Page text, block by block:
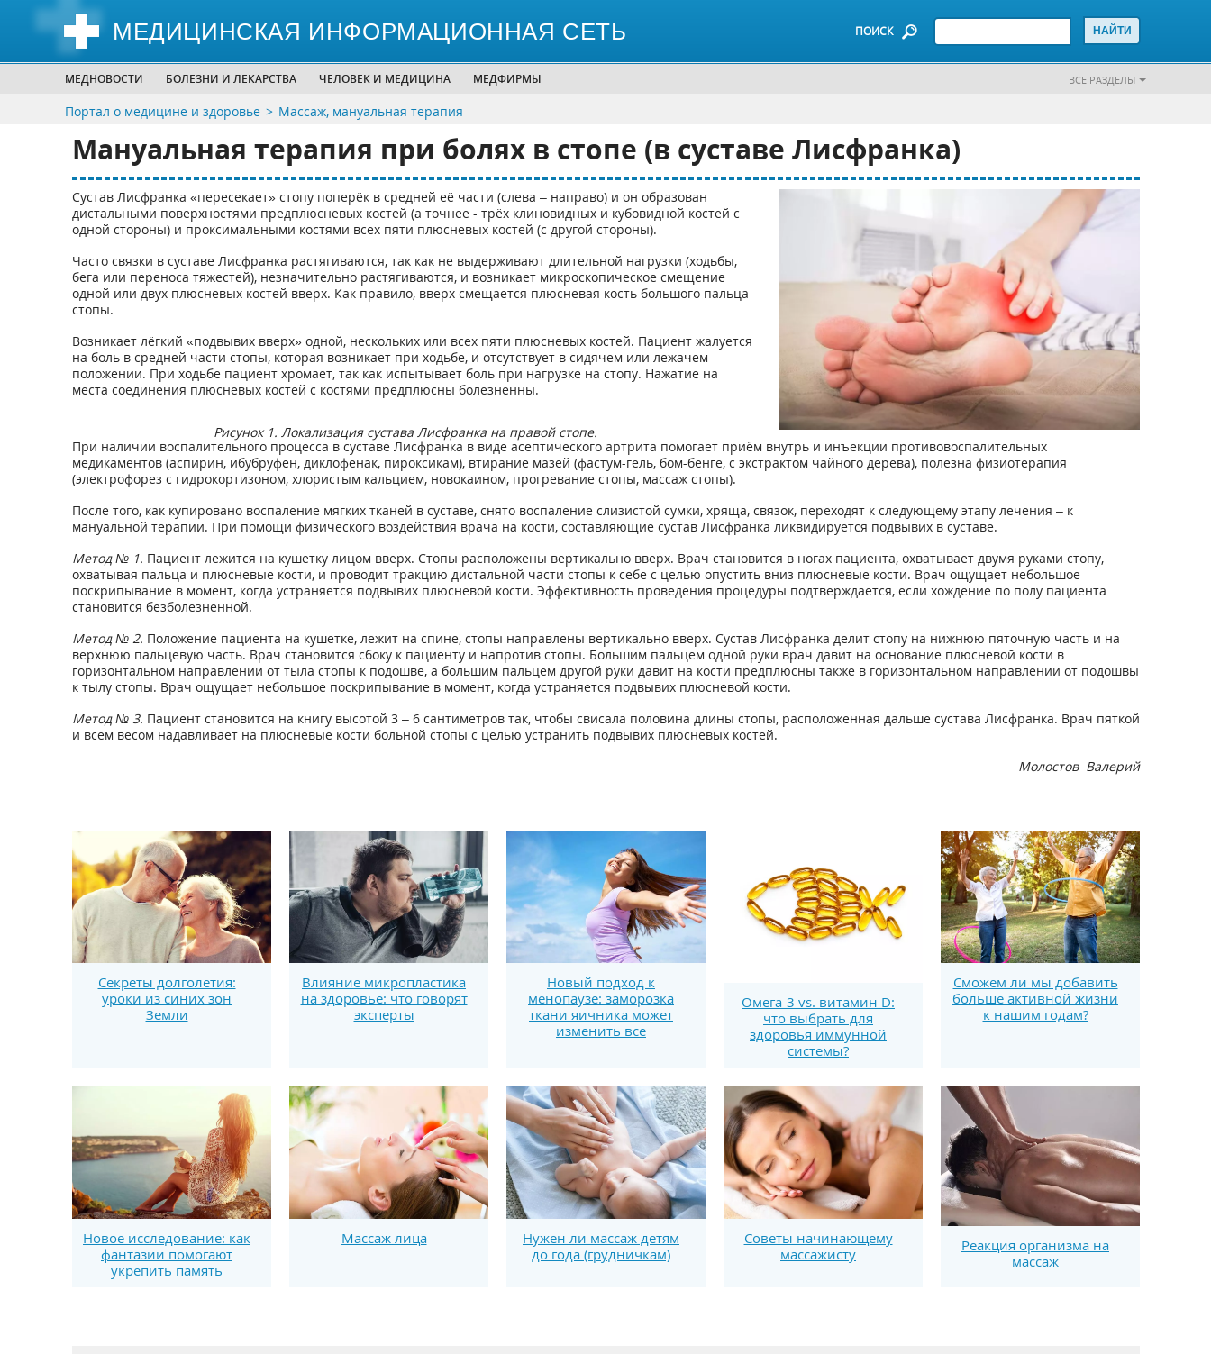
МЕДИЦИНСКАЯ ИНФОРМАЦИОННАЯ СЕТЬ ПОИСК
МЕДНОВОСТИ БОЛЕЗНИ И ЛЕКАРСТВА ЧЕЛОВЕК И МЕДИЦИНА МЕДФИРМЫ ВСЕ РАЗДЕЛЫ
Портал о медицине и здоровье Массаж, мануальная терапия
Мануальная терапия при болях в стопе (в суставе Лисфранка)
Сустав Лисфранка «пересекает» стопу поперёк в средней её части (слева – направо) и он образован
дистальными поверхностями предплюсневых костей (а точнее - трёх клиновидных и кубовидной костей с
одной стороны) и проксимальными костями всех пяти плюсневых костей (с другой стороны).
Часто связки в суставе Лисфранка растягиваются, так как не выдерживают длительной нагрузки (ходьбы,
бега или переноса тяжестей), незначительно растягиваются, и возникает микроскопическое смещение
одной или двух плюсневых костей вверх. Как правило, вверх смещается плюсневая кость большого пальца
стопы.
Возникает лёгкий «подвывих вверх» одной, нескольких или всех пяти плюсневых костей. Пациент жалуется
на боль в средней части стопы, которая возникает при ходьбе, и отсутствует в сидячем или лежачем
положении. При ходьбе пациент хромает, так как испытывает боль при нагрузке на стопу. Нажатие на
места соединения плюсневых костей с костями предплюсны болезненны.
Рисунок 1. Локализация сустава Лисфранка на правой стопе.
При наличии воспалительного процесса в суставе Лисфранка в виде асептического артрита помогает приём внутрь и инъекции противовоспалительных
медикаментов (аспирин, ибубруфен, диклофенак, пироксикам), втирание мазей (фастум-гель, бом-бенге, с экстрактом чайного дерева), полезна физиотерапия
(электрофорез с гидрокортизоном, хлористым кальцием, новокаином, прогревание стопы, массаж стопы).
После того, как купировано воспаление мягких тканей в суставе, снято воспаление слизистой сумки, хряща, связок, переходят к следующему этапу лечения – к
мануальной терапии. При помощи физического воздействия врача на кости, составляющие сустав Лисфранка ликвидируется подвывих в суставе.
Метод № 1. Пациент лежится на кушетку лицом вверх. Стопы расположены вертикально вверх. Врач становится в ногах пациента, охватывает двумя руками стопу,
охватывая пальца и плюсневые кости, и проводит тракцию дистальной части стопы к себе с целью опустить вниз плюсневые кости. Врач ощущает небольшое
поскрипывание в момент, когда устраняется подвывих плюсневой кости. Эффективность проведения процедуры подтверждается, если хождение по полу пациента
становится безболезненной.
Метод № 2. Положение пациента на кушетке, лежит на спине, стопы направлены вертикально вверх. Сустав Лисфранка делит стопу на нижнюю пяточную часть и на
верхнюю пальцевую часть. Врач становится сбоку к пациенту и напротив стопы. Большим пальцем одной руки врач давит на основание плюсневой кости в
горизонтальном направлении от тыла стопы к подошве, а большим пальцем другой руки давит на кости предплюсны также в горизонтальном направлении от подошвы
к тылу стопы. Врач ощущает небольшое поскрипывание в момент, когда устраняется подвывих плюсневой кости.
Метод № 3. Пациент становится на книгу высотой 3 – 6 сантиметров так, чтобы свисала половина длины стопы, расположенная дальше сустава Лисфранка. Врач пяткой
и всем весом надавливает на плюсневые кости больной стопы с целью устранить подвывих плюсневых костей.
Молостов Валерий
Секреты долголетия:
уроки из синих зон
Земли
Влияние микропластика
на здоровье: что говорят
эксперты
Новый подход к
менопаузе: заморозка
ткани яичника может
изменить все
Омега-3 vs. витамин D:
что выбрать для
здоровья иммунной
системы?
Сможем ли мы добавить
больше активной жизни
к нашим годам?
Новое исследование: как
фантазии помогают
укрепить память
Массаж лица
Нужен ли массаж детям
до года (грудничкам)
Советы начинающему
массажисту
Реакция организма на
массаж